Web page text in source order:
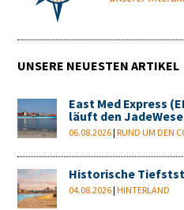
UNSERE NEUESTEN ARTIKEL
East Med Express
läuft den
06.08.2026 |RUND UM DEN
Historische
04.08.2026 |HINTERLAND